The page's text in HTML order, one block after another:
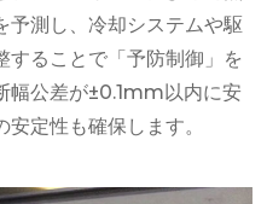
予測し、冷却システムや駆
することで「予防制御」を
幅公差が±0.1mm以内に安
定性も確保します。